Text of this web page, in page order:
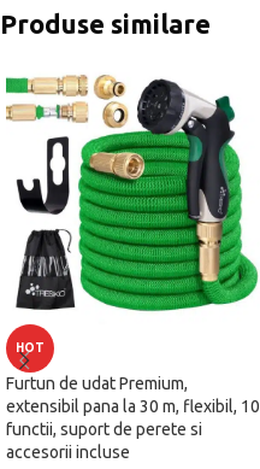
Produse similare
HOT
Furtun de udat Premium,
extensibil pana la 30 m, flexibil, 10
functii, suport de perete si
accesorii incluse